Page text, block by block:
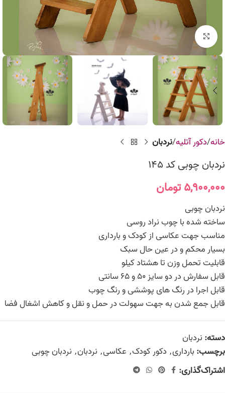
برای بزرگنمایی کلیک کنید
خانه دکور آتلیه نردبان
نردبان چوبی کد 145
۵,۹۰۰,۰۰۰تومان
نردبان چوبی
ساخته شده با چوب نراد روسی
مناسب جهت عکاسی از کودک و بارداری
بسیار محکم و در عین حال سبک
قابلیت تحمل وزن تا هشتاد کیلو
قابل سفارش در دو سایز 50 و 65 سانتی
قابل اجرا در رنگ های پوششی و رنگ چوب
قابل جمع شدن به جهت سهولت در حمل و نقل و کاهش اشغال فضا
دسته: نردبان
برچسب: بارداری, دکور کودک, عکاسی, نردبان, نردبان چوبی
اشتراک‌گذاری: